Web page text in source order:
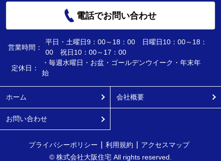
電話でお問い合わせ
営業時間：
平日・土曜日9：00～18：00 日曜日10：00～18：
00 祝日10：00～17：00
定休日：
・毎週水曜日・お盆・ゴールデンウイーク・年末年
始
ホーム 会社概要
お問い合わせ
プライバシーポリシー 利用規約
アクセスマップ
© 株式会社大阪住宅 All rights reserved.